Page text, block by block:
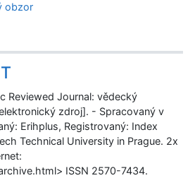
Reviewed Journal: vědecký
zdroj]. - Spracovaný v
Erihplus, Registrovaný: Index
Technical University in Prague. 2x
ISSN 2570-7434.